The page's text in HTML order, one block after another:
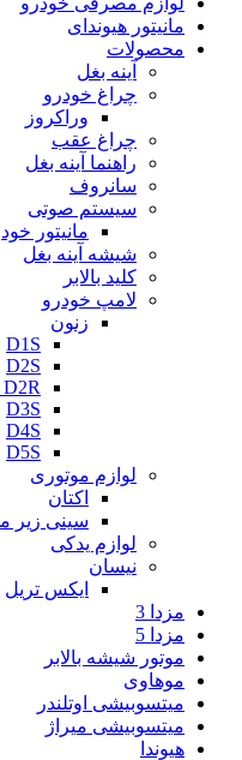
مانیتور هیوندای
محصولات
آینه بغل
چراغ خودرو
وراکروز
چراغ عقب
راهنما آینه بغل
سانروف
سیستم صوتی
مانیتور
شیشه آینه بغل
کلید بالابر
لامپ خودرو
زنون
D1S
D2S
D3S
D4S
D5S
لوازم موتوری
اکتان
سینی زیر
لوازم یدکی
نیسان
ایکس تریل
مزدا 3
مزدا 5
موتور شیشه بالابر
موهاوی
میتسوبیشی اوتلندر
میتسوبیشی میراژ
هیوندا